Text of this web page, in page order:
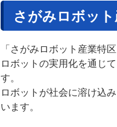
さがみロボッ
「さがみロボット産業特
ロボットの実用化を通じ
す。
ロボットが社会に溶け込
います。